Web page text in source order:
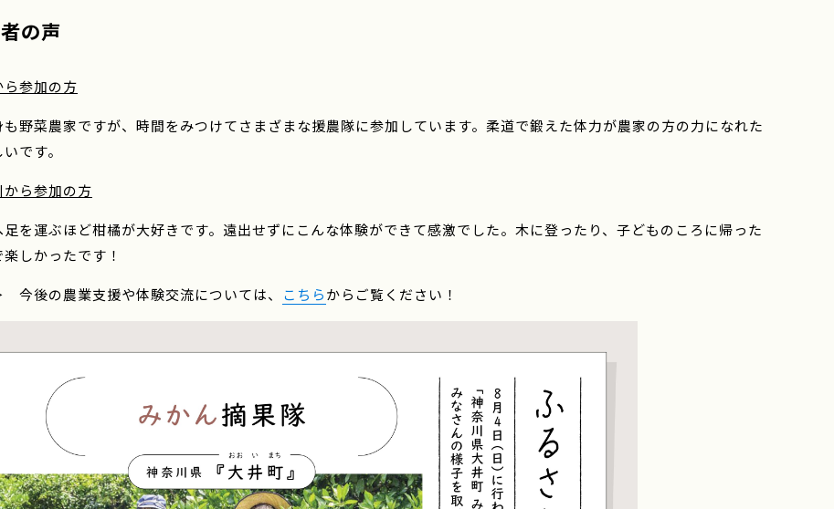
の声
ら参加の方
も野菜農家ですが、時間をみつけてさまざまな援農隊に参加しています。柔道で鍛えた体力が農家の方の力になれた
です。
から参加の方
足を運ぶほど柑橘が大好きです。遠出せずにこんな体験ができて感激でした。木に登ったり、子どものころに帰った
楽しかったです！
今後の農業支援や体験交流については、 こちらからご覧ください！